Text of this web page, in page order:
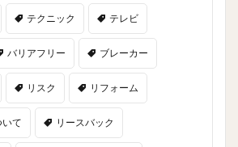
テクニック テレビ
バリアフリー ブレーカー
リスク リフォーム
いて リースバック